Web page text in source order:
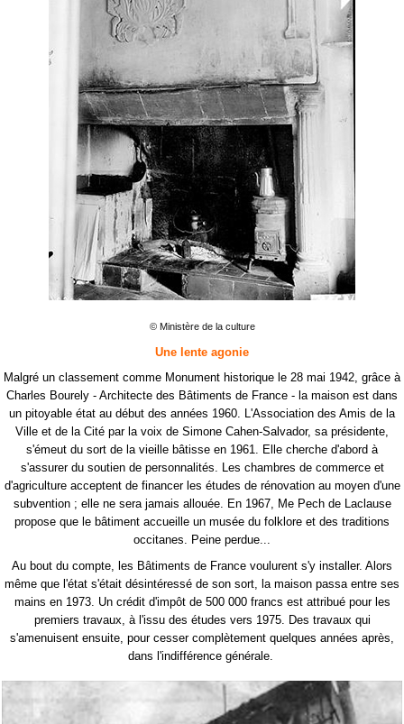
© Ministère de la culture
Une lente agonie
Malgré un classement comme Monument historique le 28 mai 1942, grâce à
Charles Bourely - Architecte des Bâtiments de France - la maison est dans
un pitoyable état au début des années 1960. L'Association des Amis de la
Ville et de la Cité par la voix de Simone Cahen-Salvador, sa présidente,
s'émeut du sort de la vieille bâtisse en 1961. Elle cherche d'abord à
s'assurer du soutien de personnalités. Les chambres de commerce et
d'agriculture acceptent de financer les études de rénovation au moyen d'une
subvention ; elle ne sera jamais allouée. En 1967, Me Pech de Laclause
propose que le bâtiment accueille un musée du folklore et des traditions
occitanes. Peine perdue...
Au bout du compte, les Bâtiments de France voulurent s'y installer. Alors
même que l'état s'était désintéressé de son sort, la maison passa entre ses
mains en 1973. Un crédit d'impôt de 500 000 francs est attribué pour les
premiers travaux, à l'issu des études vers 1975. Des travaux qui
s'amenuisent ensuite, pour cesser complètement quelques années après,
dans l'indifférence générale.